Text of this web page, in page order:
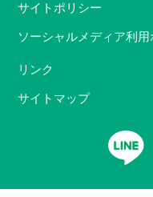
サイトポリシー
ソーシャルメディア利用
リンク
サイトマップ